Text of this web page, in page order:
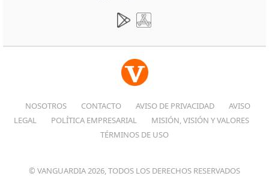
NOSOTROS CONTACTO AVISO DE PRIVACIDAD
AVISO
LEGAL
POLÍTICA EMPRESARIAL
MISIÓN, VISIÓN Y VALORES
TÉRMINOS DE USO
© VANGUARDIA 2026, TODOS LOS DERECHOS RESERVADOS